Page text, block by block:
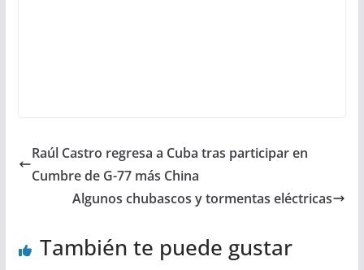
Raúl Castro regresa a Cuba tras participar en
Cumbre de G-77 más China
Algunos chubascos y tormentas eléctricas
También te puede gustar